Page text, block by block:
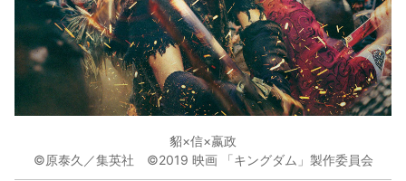
貂×信×嬴政
©原泰久／集英社 ©2019 映画 「キングダム」製作委員会